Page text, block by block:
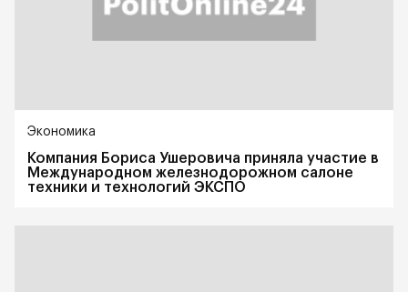
Экономика
Компания Бориса Ушеровича приняла участие в
Международном железнодорожном салоне
техники и технологий ЭКСПО